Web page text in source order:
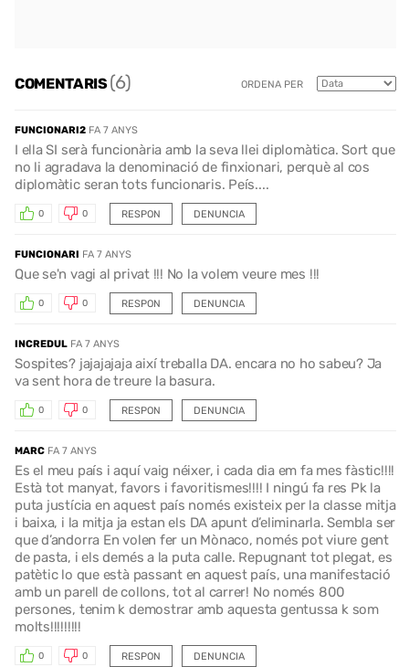
COMENTARIS(6) ORDENA PER
FUNCIONARI2 FA 7 ANYS
I ella SI serà funcionària amb la seva llei diplomàtica. Sort que
no li agradava la denominació de finxionari, perquè al cos
diplomàtic seran tots funcionaris. Peís....
RESPON
0 0 DENUNCIA
FUNCIONARI FA 7 ANYS
Que se'n vagi al privat !!! No la volem veure mes !!!
RESPON
0 0 DENUNCIA
INCREDUL FA 7 ANYS
Sospites? jajajajaja així treballa DA. encara no ho sabeu? Ja
va sent hora de treure la basura.
RESPON
0 0 DENUNCIA
MARC FA 7 ANYS
Es el meu país i aquí vaig néixer, i cada dia em fa mes fàstic!!!!
Està tot manyat, favors i favoritismes!!!! I ningú fa res Pk la
puta justícia en aquest país només existeix per la classe mitja
i baixa, i la mitja ja estan els DA apunt d’eliminarla. Sembla ser
que d’andorra En volen fer un Mònaco, només pot viure gent
de pasta, i els demés a la puta calle. Repugnant tot plegat, es
patètic lo que està passant en aquest país, una manifestació
amb un parell de collons, tot al carrer! No només 800
persones, tenim k demostrar amb aquesta gentussa k som
molts!!!!!!!!!
RESPON
0 0 DENUNCIA